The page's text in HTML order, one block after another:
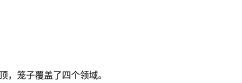
，笼子覆盖了四个领域。